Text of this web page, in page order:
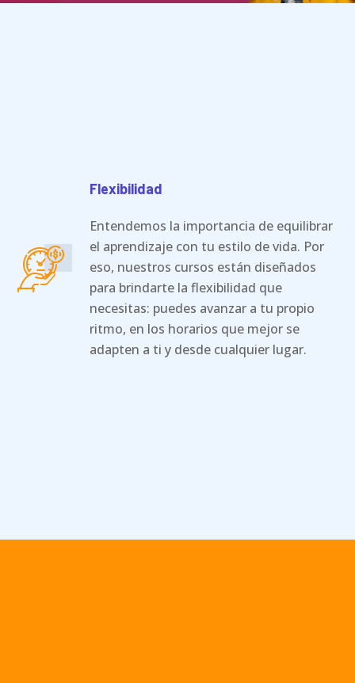
Flexibilidad
Entendemos la importancia de equilibrar
el aprendizaje con tu estilo de vida. Por
eso, nuestros cursos están diseñados
para brindarte la flexibilidad que
necesitas: puedes avanzar a tu propio
ritmo, en los horarios que mejor se
adapten a ti y desde cualquier lugar.